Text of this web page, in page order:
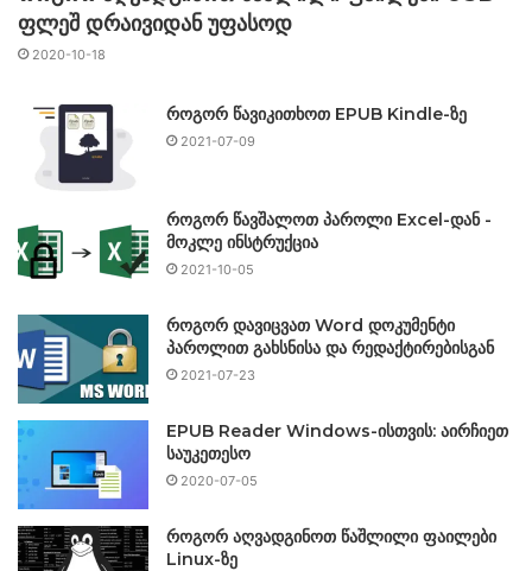
ფლეშ დრაივიდან უფასოდ
2020-10-18
როგორ წავიკითხოთ EPUB Kindle-ზე
2021-07-09
როგორ წავშალოთ პაროლი Excel-დან -
მოკლე ინსტრუქცია
2021-10-05
როგორ დავიცვათ Word დოკუმენტი
პაროლით გახსნისა და რედაქტირებისგან
2021-07-23
EPUB Reader Windows-ისთვის: აირჩიეთ
საუკეთესო
2020-07-05
როგორ აღვადგინოთ წაშლილი ფაილები
Linux-ზე